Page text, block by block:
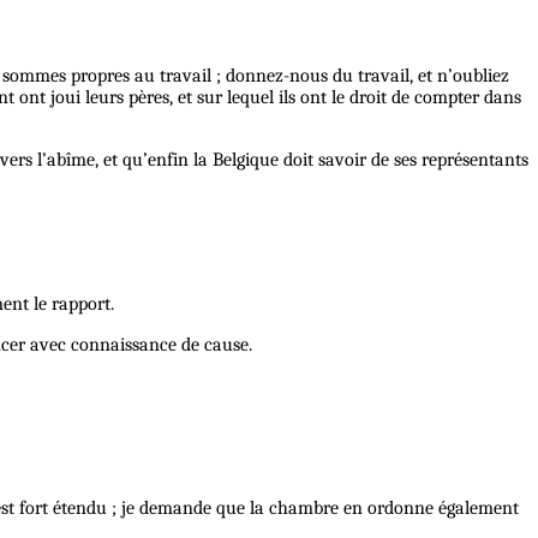
propres au travail ; donnez-nous du travail, et n’oubliez
ont joui leurs pères, et sur lequel ils ont le droit de compter dans
l’abîme, et qu’enfin la Belgique doit savoir de ses représentants
le rapport.
avec connaissance de cause.
fort étendu ; je demande que la chambre en ordonne également